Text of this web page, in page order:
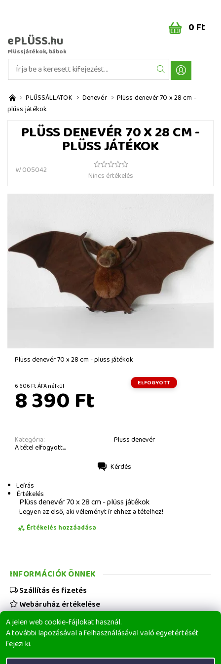
ePLÜSS.hu
Plüssjátékok, bábok
0 Ft
PLÜSSÁLLATOK Denevér
Plüss denevér 70 x 28 cm -
plüss játékok
PLÜSS DENEVÉR 70 X 28 CM -
PLÜSS JÁTÉKOK
W 005042
Nincs értékelés
Plüss denevér 70 x 28 cm - plüss játékok
6 606 Ft ÁFA nélkül ELFOGYOTT
8 390 Ft
Kategória: Plüss denevér
A tétel elfogyott...
Kérdés
Leírás
Értékelés
Plüss denevér 70 x 28 cm - plüss játékok
Legyen az első, aki véleményt ír ehhez a tételhez!
Értékelés hozzáadása
A jelen web cookie-fájlokat használ.
A további lapozásával a felhasználásával való egyetértését
fejezi ki.
INFORMÁCIÓK ÖNNEK
Szállítás és fizetés
Webáruház értékelése
Viszonteladóknak
Üzleti feltételek
Elérhetőségeink